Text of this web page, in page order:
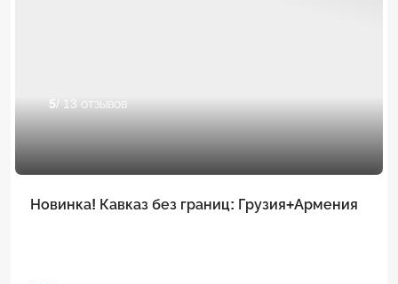
5/ 13 отзывов
Новинка! Кавказ без границ: Грузия+Армения